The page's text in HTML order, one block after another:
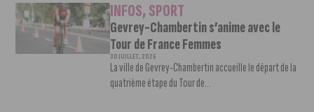
INFOS,SPORT
Gevrey-Chambertin s’anime avec le
Tour de France Femmes
30 JUILLET, 2026
La ville de Gevrey-Chambertin accueille le départ de la
quatrième étape du Tour de...